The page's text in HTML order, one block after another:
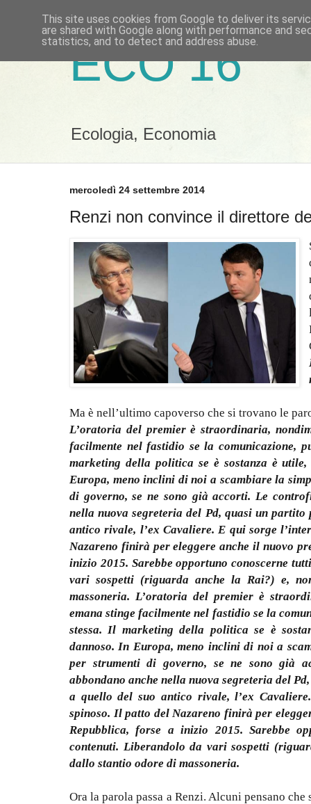
ECO 16
Ecologia, Economia
mercoledì 24 settembre 2014
Renzi non convince il direttore
Ma è nell’ultimo capoverso che si trovano le
L’oratoria del premier è straordinaria,
facilmente nel fastidio se la comunicazione,
marketing della politica se è sostanza è
Europa, meno inclini di noi a scambiare la
di governo, se ne sono già accorti. Le
nella nuova segreteria del Pd, quasi un
antico rivale, l’ex Cavaliere. E qui sorge
Nazareno finirà per eleggere anche il nuovo
inizio 2015. Sarebbe opportuno conoscerne
vari sospetti (riguarda anche la Rai?) e,
massoneria. L’oratoria del premier è
emana stinge facilmente nel fastidio se la
stessa. Il marketing della politica se è
dannoso. In Europa, meno inclini di noi a
per strumenti di governo, se ne sono già
abbondano anche nella nuova segreteria del
a quello del suo antico rivale, l’ex
spinoso. Il patto del Nazareno finirà per
Repubblica, forse a inizio 2015. Sarebbe
contenuti. Liberandolo da vari sospetti
dallo stantio odore di massoneria.
Ora la parola passa a Renzi. Alcuni pensano
This site uses cookies from Google to deliver its
are shared with Google along with performance and
statistics, and to detect and address abuse.